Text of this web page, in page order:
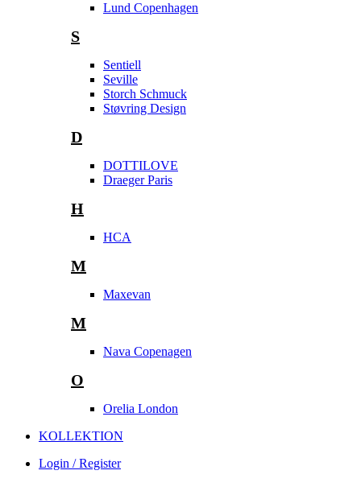
Lund Copenhagen
S
Sentiell
Seville
Storch Schmuck
Støvring Design
D
DOTTILOVE
Draeger Paris
H
HCA
M
Maxevan
M
Nava Copenagen
O
Orelia London
KOLLEKTION
Login / Register